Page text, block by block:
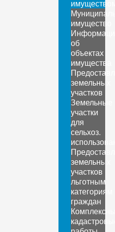
имущество
об
объектах
имущества
земельных
участков
Земельные
участки
для
сельхоз.
земельных
участков
льготным
категориям
граждан